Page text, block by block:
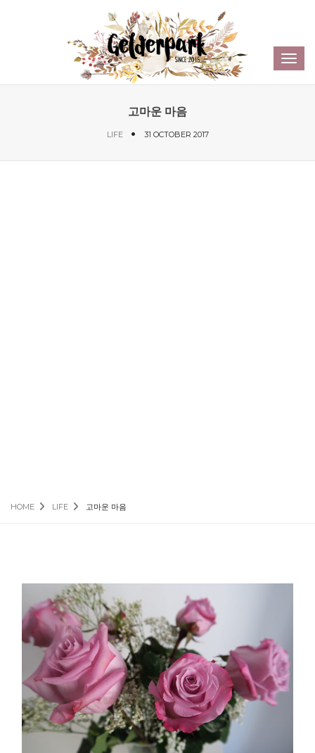
고마운 마음
LIFE 31 OCTOBER 2017
HOME LIFE 고마운 마음